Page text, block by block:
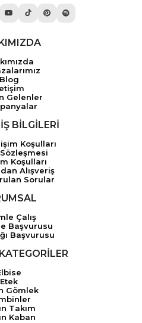
Blog
Gelenler
BİLGİLERİ
Koşulları
Koşulları
Alışveriş
Sorular
Çalış
Başvurusu
Başvurusu
Etek
Gömlek
Takım
Kaban